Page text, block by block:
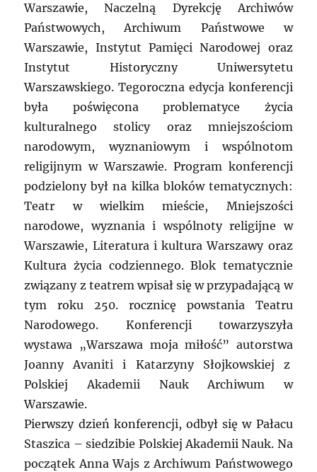
Warszawie, Naczelną Dyrekcję Archiwów
Państwowych, Archiwum Państwowe w
Warszawie, Instytut Pamięci Narodowej oraz
Instytut Historyczny Uniwersytetu
Warszawskiego. Tegoroczna edycja konferencji
była poświęcona problematyce życia
kulturalnego stolicy oraz mniejszościom
narodowym, wyznaniowym i wspólnotom
religijnym w Warszawie. Program konferencji
podzielony był na kilka bloków tematycznych:
Teatr w wielkim mieście, Mniejszości
narodowe, wyznania i wspólnoty religijne w
Warszawie, Literatura i kultura Warszawy oraz
Kultura życia codziennego. Blok tematycznie
związany z teatrem wpisał się w przypadającą w
tym roku 250. rocznicę powstania Teatru
Narodowego. Konferencji towarzyszyła
wystawa „Warszawa moja miłość” autorstwa
Joanny Avaniti i Katarzyny Słojkowskiej z
Polskiej Akademii Nauk Archiwum w
Warszawie.
Pierwszy dzień konferencji, odbył się w Pałacu
Staszica – siedzibie Polskiej Akademii Nauk. Na
początek Anna Wajs z Archiwum Państwowego